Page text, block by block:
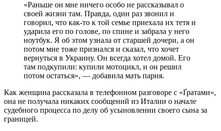
«Раньше он мне ничего особо не рассказывал о
своей жизни там. Правда, один раз звонил и
говорил, что как-то к той семье приехала их тетя и
ударила его по голове, по спине и забрала у него
ноутбук. Я об этом узнала от старшей дочери, а он
потом мне тоже признался и сказал, что хочет
вернуться в Украину. Он всегда хотел домой. Его
там подкупили: купили мотоцикл, и он решил
потом остаться», — добавила мать парня.
Как женщина рассказала в телефонном разговоре с «Ґратами»,
она не получала никаких сообщений из Италии о начале
судебного процесса по делу об усыновлении своего сына за
границей.